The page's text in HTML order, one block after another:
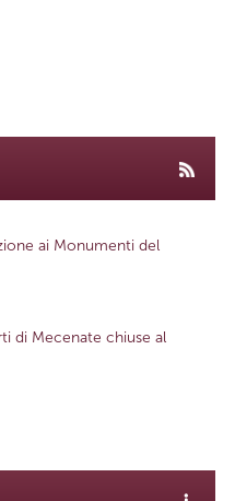
ai Monumenti del
di Mecenate chiuse al